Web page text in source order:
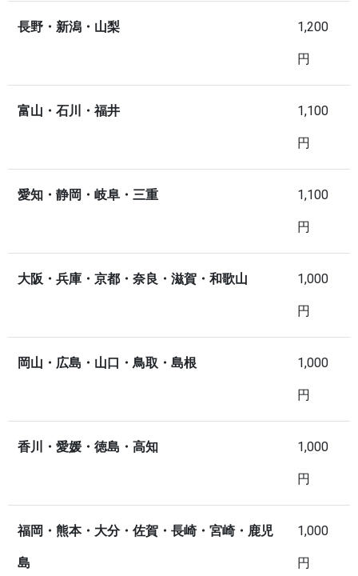
長野・新潟・山梨 1,200
円
富山・石川・福井 1,100
円
愛知・静岡・岐阜・三重 1,100
円
大阪・兵庫・京都・奈良・滋賀・和歌山 1,000
円
岡山・広島・山口・鳥取・島根 1,000
円
香川・愛媛・徳島・高知 1,000
円
福岡・熊本・大分・佐賀・長崎・宮崎・鹿児
島
1,000
円